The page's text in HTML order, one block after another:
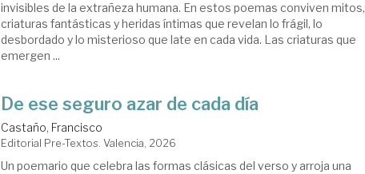
invisibles de la extrañeza humana. En estos poemas conviven mitos,
criaturas fantásticas y heridas íntimas que revelan lo frágil, lo
desbordado y lo misterioso que late en cada vida. Las criaturas que
emergen ...
De ese seguro azar de cada día
Castaño, Francisco
Editorial Pre-Textos. Valencia, 2026
Un poemario que celebra las formas clásicas del verso y arroja una